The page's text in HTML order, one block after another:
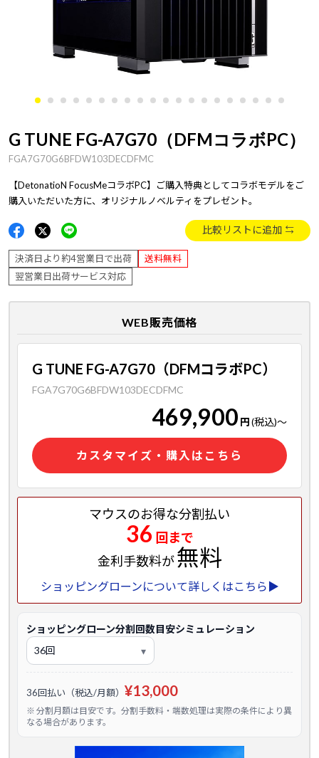
G TUNE FG-A7G70（DFMコラボPC）
FGA7G70G6BFDW103DECDFMC
【DetonatioN FocusMeコラボPC】ご購入特典としてコラボモデルをご
購入いただいた方に、オリジナルノベルティをプレゼント。
比較リストに追加
決済日より約4営業日で出荷
送料無料
翌営業日出荷サービス対応
WEB販売価格
G TUNE FG-A7G70（DFMコラボPC）
FGA7G70G6BFDW103DECDFMC
469,900 円(税込)～
カスタマイズ・購入はこちら
マウスのお得な分割払い
36 回まで
金利手数料が無料
ショッピングローンについて詳しくはこちら▶
ショッピングローン分割回数目安シミュレーション
36回払い（税込/月額） ¥13,000
※ 分割月額は目安です。分割手数料・端数処理は実際の条件により異
なる場合があります。